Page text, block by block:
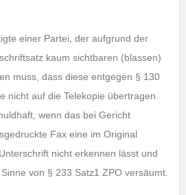
einer Partei, der aufgrund der
kaum sichtbaren (blassen)
muss, dass diese entgegen § 130
nicht auf die Telekopie übertragen
wenn das bei Gericht
Fax eine im Original
nicht erkennen lässt und
von § 233 Satz1 ZPO versäumt.